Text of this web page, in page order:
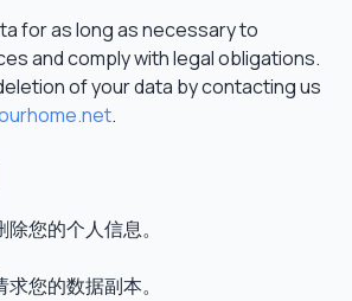
for as long as necessary to
and comply with legal obligations.
of your data by contacting us
.
您的个人信息。
您的数据副本。